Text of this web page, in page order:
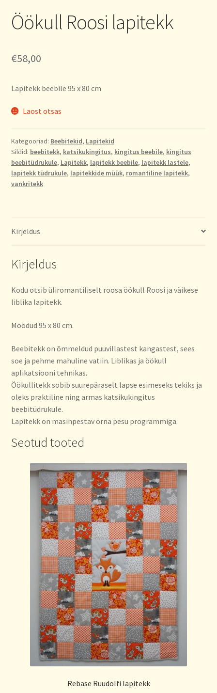
Öökull Roosi lapitekk
€58,00
Lapitekk beebile 95 x 80 cm
Laost otsas
Kategooriad: Beebitekid, Lapitekid
Sildid: beebitekk, katsikukingitus, kingitus beebile, kingitus
beebitüdrukule, Lapitekk, lapitekk beebile, lapitekk lastele,
lapitekk tüdrukule, lapitekkide müük, romantiline lapitekk,
vankritekk
Kirjeldus
Kirjeldus
Kodu otsib üliromantiliselt roosa öökull Roosi ja väikese
liblika lapitekk.
Mõõdud 95 x 80 cm.
Beebitekk on õmmeldud puuvillastest kangastest, sees
soe ja pehme mahuline vatiin. Liblikas ja öökull
aplikatsiooni tehnikas.
Öökullitekk sobib suurepäraselt lapse esimeseks tekiks ja
oleks praktiline ning armas katsikukingitus
beebitüdrukule.
Lapitekk on masinpestav õrna pesu programmiga.
Seotud tooted
Rebase Ruudolfi lapitekk